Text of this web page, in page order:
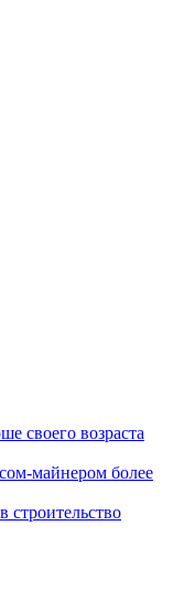
своего возраста
майнером более
строительство